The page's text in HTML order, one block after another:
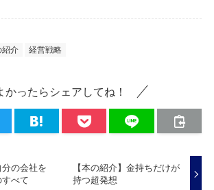
紹介 経営戦略
かったらシェアしてね！
分の会社を
べて
【本の紹介】金持ちだけが
持つ超発想